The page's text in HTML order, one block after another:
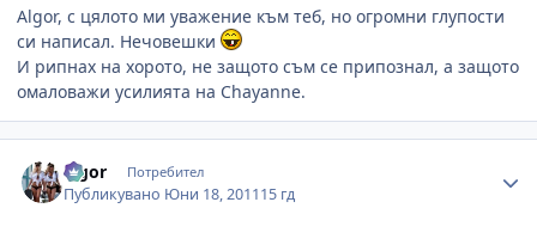
Algor, с цялото ми уважение към теб, но огромни глупости
си написал. Нечовешки
И рипнах на хорото, не защото съм се припознал, а защото
омаловажи усилията на Chayanne.
algor Потребител
Публикувано Юни 18, 201115 гд